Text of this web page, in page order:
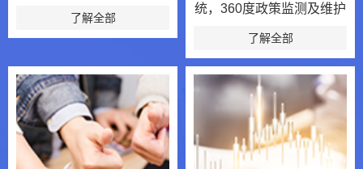
了解全部
统，360度政策监测及维护
了解全部